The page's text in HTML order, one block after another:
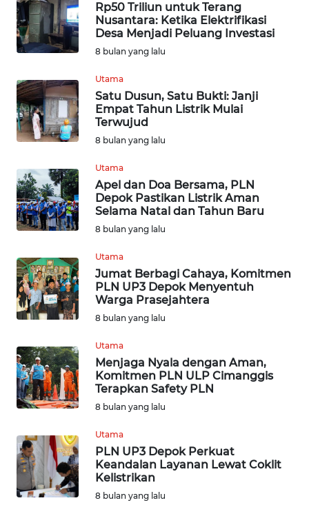
Rp50 Triliun untuk Terang
Nusantara: Ketika Elektrifikasi
Desa Menjadi Peluang Investasi
8 bulan yang lalu
Utama
Satu Dusun, Satu Bukti: Janji
Empat Tahun Listrik Mulai
Terwujud
8 bulan yang lalu
Utama
Apel dan Doa Bersama, PLN
Depok Pastikan Listrik Aman
Selama Natal dan Tahun Baru
8 bulan yang lalu
Utama
Jumat Berbagi Cahaya, Komitmen
PLN UP3 Depok Menyentuh
Warga Prasejahtera
8 bulan yang lalu
Utama
Menjaga Nyala dengan Aman,
Komitmen PLN ULP Cimanggis
Terapkan Safety PLN
8 bulan yang lalu
Utama
PLN UP3 Depok Perkuat
Keandalan Layanan Lewat Coklit
Kelistrikan
8 bulan yang lalu
WN
BEKASI
BOGOR
WN
DEPOK
WN
TAPANULI
UTARA
WN
PADANG
LAWAS
WN
SUMEDANG
WN
WN
KEPULAUAN
SERIBU